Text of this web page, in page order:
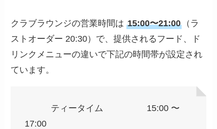
クラブラウンジの営業時間は15:00〜21:00 （ラ
ストオーダー 20:30）で、提供されるフード、ド
リンクメニューの違いで下記の時間帯が設定され
ています。
ティータイム 15:00 〜
17:00